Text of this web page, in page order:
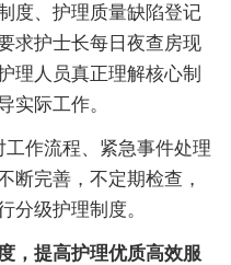
度、护理质量缺陷登记
求护士长每日夜查房现
理人员真正理解核心制
实际工作。
作流程、紧急事件处理
断完善，不定期检查，
分级护理制度。
，提高护理优质高效服